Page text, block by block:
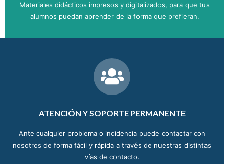
Materiales didácticos impresos y digitalizados, para que tus
alumnos puedan aprender de la forma que prefieran.
ATENCIÓN Y SOPORTE PERMANENTE
Ante cualquier problema o incidencia puede contactar con
nosotros de forma fácil y rápida a través de nuestras distintas
vías de contacto.